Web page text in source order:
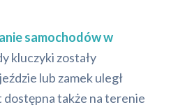
samochodów w
kluczyki zostały
lub zamek uległ
dostępna także na terenie